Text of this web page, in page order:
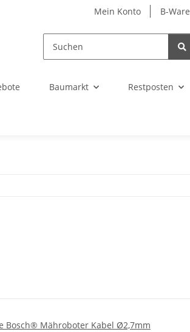
Mein Konto B-Ware
Baumarkt Restposten
Bosch® Mähroboter Kabel Ø2,7mm